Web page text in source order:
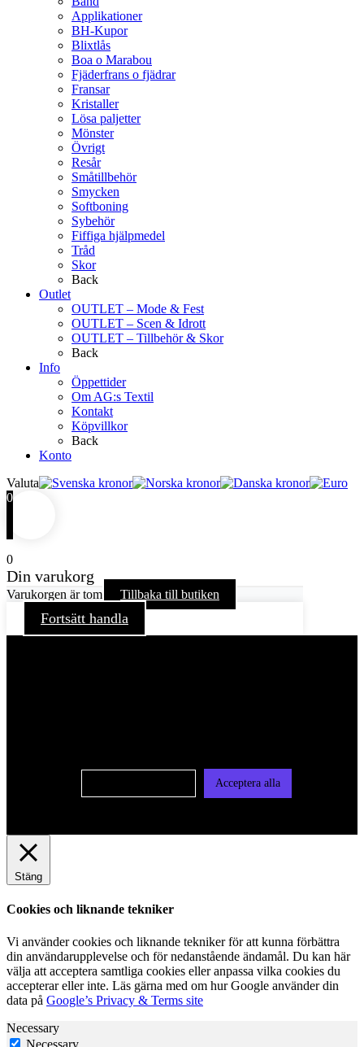
Applikationer
BH-Kupor
Blixtlås
Boa o Marabou
Fjäderfrans o fjädrar
Fransar
Kristaller
Lösa paljetter
Mönster
Övrigt
Resår
Småtillbehör
Smycken
Softboning
Sybehör
Fiffiga hjälpmedel
Tråd
Skor
Back
Outlet
OUTLET – Mode & Fest
OUTLET – Scen & Idrott
OUTLET – Tillbehör & Skor
Back
Info
Öppettider
Om AG:s Textil
Kontakt
Köpvillkor
Back
Konto
Valuta
0
0
Din varukorg
Varukorgen är tom Tillbaka till butiken
Fortsätt handla
Acceptera alla
Stäng
Cookies och liknande tekniker
Vi använder cookies och liknande tekniker för att kunna förbättra
din användarupplevelse och för nedanstående ändamål. Du kan här
välja att acceptera samtliga cookies eller anpassa vilka cookies du
accepterar eller inte. Läs gärna med om hur Google använder din
data på Google’s Privacy & Terms site
Necessary
Necessary